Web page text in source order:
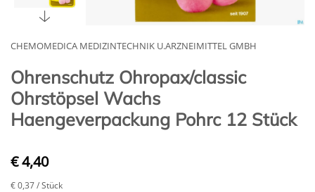
CHEMOMEDICA MEDIZINTECHNIK U.ARZNEIMITTEL GMBH
Ohrenschutz Ohropax/classic
Ohrstöpsel Wachs
Haengeverpackung Pohrc 12 Stück
€ 4,40
€ 0,37/ Stück